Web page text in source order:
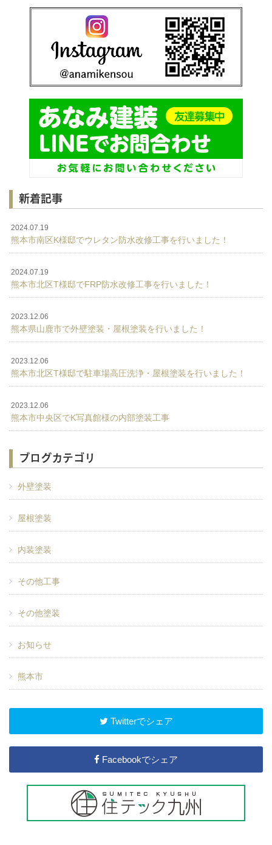
新着記事
2024.07.19
熊本市南区K様邸でウレタン防水改修工事を行いました！
2024.07.19
熊本市北区T様邸でFRP防水改修工事を行いました！
2023.12.06
熊本県山鹿市で外壁塗装・屋根塗装を行いました！
2023.12.06
熊本市北区T様邸で駐車場高圧洗浄・屋根塗装を行いました！
2023.12.06
熊本市中央区でK写真館様の内部塗装工事
ブログカテゴリ
外壁塗装
屋根塗装
内装塗装
その他工事
その他塗装
お知らせ
熊本市
Twitterでシェア
Facebookでシェア